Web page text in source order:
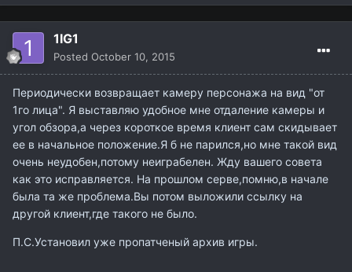
1IG1
Posted October 10, 2015
Периодически возвращает камеру персонажа на вид "от
1го лица". Я выставляю удобное мне отдаление камеры и
угол обзора,а через короткое время клиент сам скидывает
ее в начальное положение.Я б не парился,но мне такой вид
очень неудобен,потому неиграбелен. Жду вашего совета
как это исправляется. На прошлом серве,помню,в начале
была та же проблема.Вы потом выложили ссылку на
другой клиент,где такого не было.
П.С.Установил уже пропатченый архив игры.